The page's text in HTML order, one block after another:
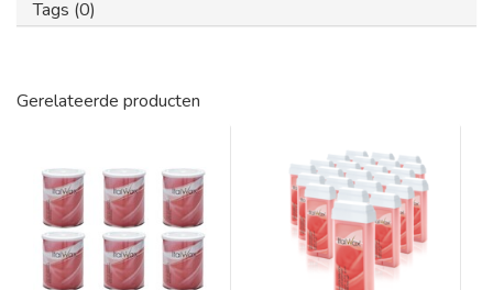
Tags (0)
Gerelateerde producten